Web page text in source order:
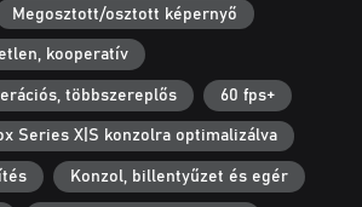
Megosztott/osztott képernyő
kooperatív
többszereplős 60 fps+
Series X|S konzolra optimalizálva
Konzol, billentyűzet és egér